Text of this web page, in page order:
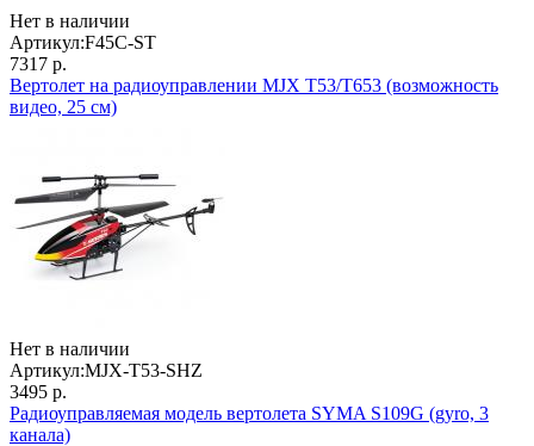
Нет в наличии
Артикул:F45C-ST
7317 р.
Вертолет на радиоуправлении MJX T53/T653 (возможность
видео, 25 см)
Нет в наличии
Артикул:MJX-T53-SHZ
3495 р.
Радиоуправляемая модель вертолета SYMA S109G (gyro, 3
канала)